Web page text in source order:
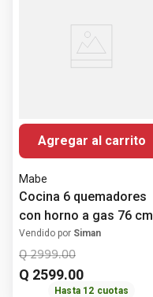
Agregar al carrito
Mabe
Cocina 6 quemadores
con horno a gas 76 cm
(30") EM7622BAPS2
Mabe
Vendido por Siman
Q 2999.00
Q 2599.00
Hasta 12 cuotas